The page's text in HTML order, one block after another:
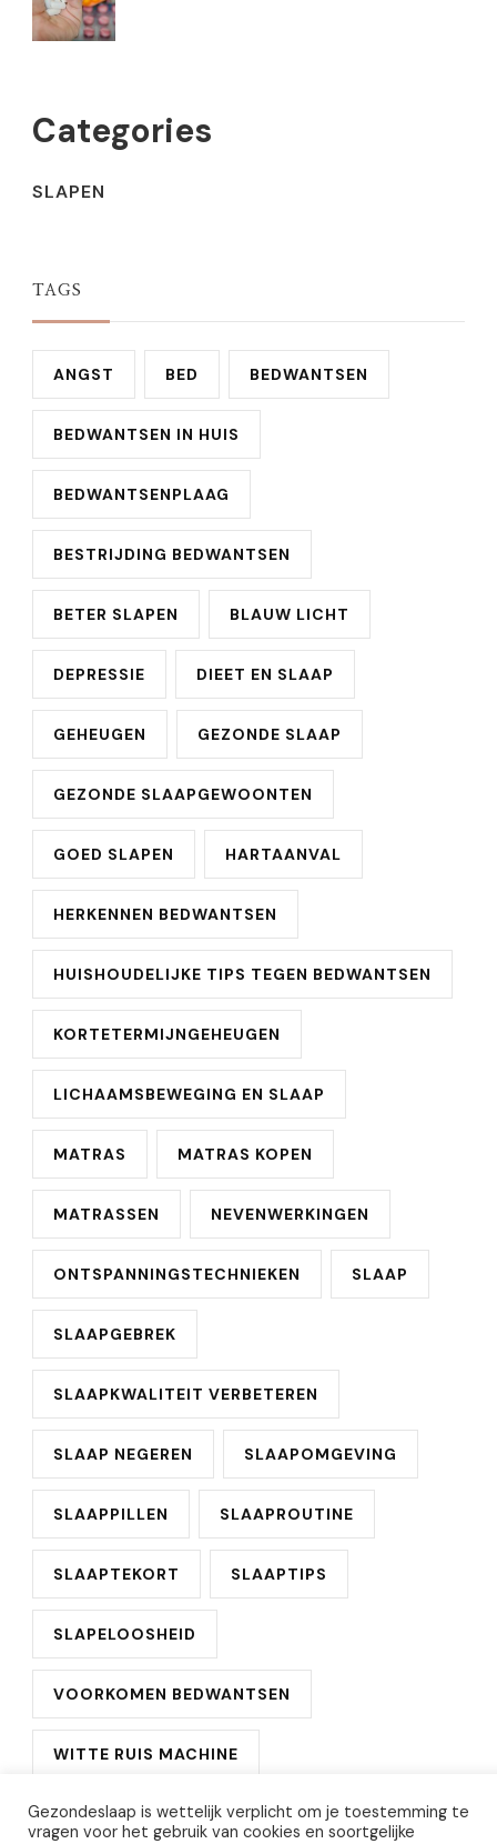
Categories
SLAPEN
TAGS
ANGST BED BEDWANTSEN
BEDWANTSEN IN HUIS
BEDWANTSENPLAAG
BESTRIJDING BEDWANTSEN
BETER SLAPEN BLAUW LICHT
DEPRESSIE DIEET EN SLAAP
GEHEUGEN GEZONDE SLAAP
GEZONDE SLAAPGEWOONTEN
GOED SLAPEN HARTAANVAL
HERKENNEN BEDWANTSEN
HUISHOUDELIJKE TIPS TEGEN BEDWANTSEN
KORTETERMIJNGEHEUGEN
LICHAAMSBEWEGING EN SLAAP
MATRAS MATRAS KOPEN
MATRASSEN NEVENWERKINGEN
ONTSPANNINGSTECHNIEKEN SLAAP
SLAAPGEBREK
SLAAPKWALITEIT VERBETEREN
SLAAP NEGEREN SLAAPOMGEVING
SLAAPPILLEN SLAAPROUTINE
SLAAPTEKORT SLAAPTIPS
SLAPELOOSHEID
VOORKOMEN BEDWANTSEN
WITTE RUIS MACHINE
Gezondeslaap is wettelijk verplicht om je toestemming te
vragen voor het gebruik van cookies en soortgelijke